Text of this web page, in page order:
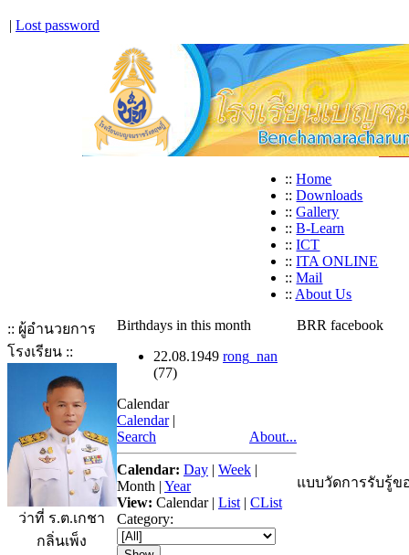
| Lost password
:: Home
:: Downloads
:: Gallery
:: B-Learn
:: ICT
:: ITA ONLINE
:: Mail
:: About Us
:: ผู้อำนวยการ
โรงเรียน ::
ว่าที่ ร.ต.เกชา
กลิ่นเพ็ง
Birthdays in this month
22.08.1949 rong_nan
(77)
Calendar
Calendar |
Search
About...
Calendar: Day | Week |
Month | Year
View: Calendar| List | CList
Category:
BRR facebook
แบบวัดการรับรู้ข